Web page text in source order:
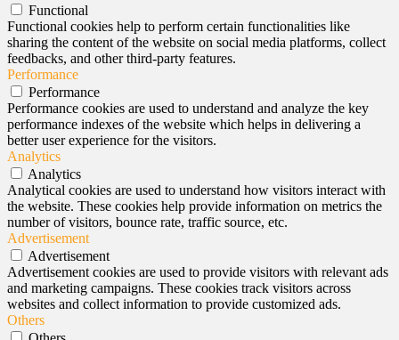
Functional
Functional cookies help to perform certain functionalities like
sharing the content of the website on social media platforms, collect
feedbacks, and other third-party features.
Performance
Performance
Performance cookies are used to understand and analyze the key
performance indexes of the website which helps in delivering a
better user experience for the visitors.
Analytics
Analytics
Analytical cookies are used to understand how visitors interact with
the website. These cookies help provide information on metrics the
number of visitors, bounce rate, traffic source, etc.
Advertisement
Advertisement
Advertisement cookies are used to provide visitors with relevant ads
and marketing campaigns. These cookies track visitors across
websites and collect information to provide customized ads.
Others